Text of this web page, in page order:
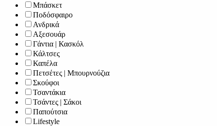
Μπάσκετ
Ποδόσφαιρο
Ανδρικά
Αξεσουάρ
Γάντια | Κασκόλ
Κάλτσες
Καπέλα
Πετσέτες | Μπουρνούζια
Σκούφοι
Τσαντάκια
Τσάντες | Σάκοι
Παπούτσια
Lifestyle